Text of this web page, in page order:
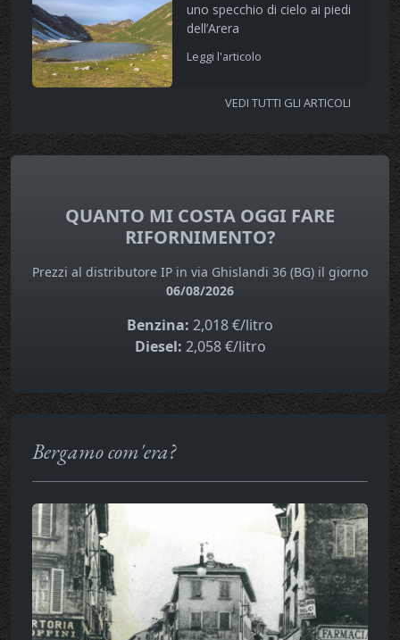
uno specchio di cielo ai piedi
dell’Arera
Leggi l'articolo
VEDI TUTTI GLI ARTICOLI
QUANTO MI COSTA OGGI FARE
RIFORNIMENTO?
Prezzi al distributore IP in via Ghislandi 36 (BG) il giorno
06/08/2026
Benzina: 2,018 €/litro
Diesel: 2,058 €/litro
Bergamo com'era?